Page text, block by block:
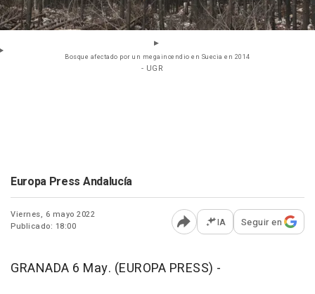
Bosque afectado por un megaincendio en Suecia en 2014
- UGR
Europa Press Andalucía
Viernes, 6 mayo 2022
Publicado: 18:00
Abrir opciones para
IA Seguir en
GRANADA 6 May. (EUROPA PRESS) -